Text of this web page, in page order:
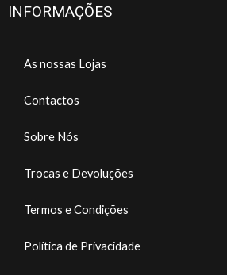
INFORMAÇÕES
As nossas Lojas
Contactos
Sobre Nós
Trocas e Devoluções
Termos e Condições
Política de Privacidade